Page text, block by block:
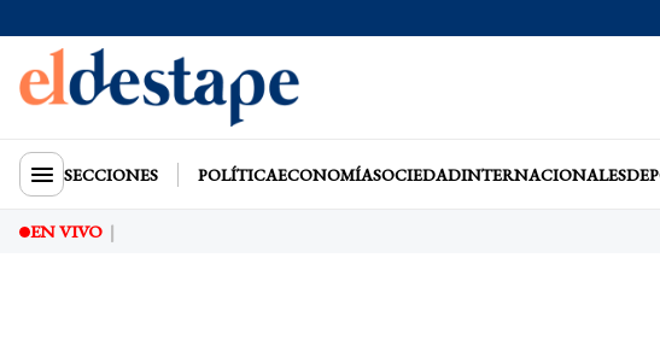
SECCIONES POLÍTICAECONOMÍASOCIEDADINTERNACIONALES
EN VIVO